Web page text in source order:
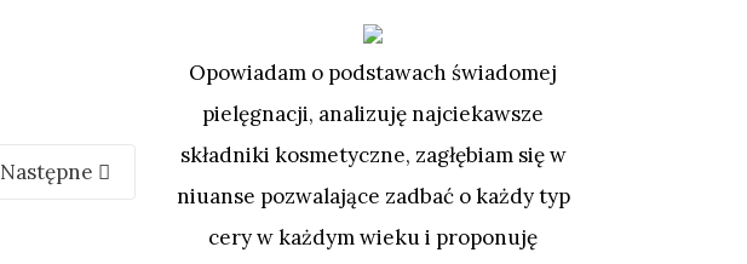
Następne
Opowiadam o podstawach świadomej
pielęgnacji, analizuję najciekawsze
składniki kosmetyczne, zagłębiam się w
niuanse pozwalające zadbać o każdy typ
cery w każdym wieku i proponuję